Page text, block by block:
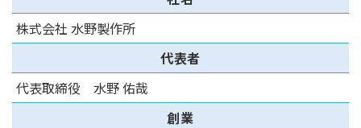
株式会社 水野製作所
代表者
代表取締役 水野 佑哉
創業